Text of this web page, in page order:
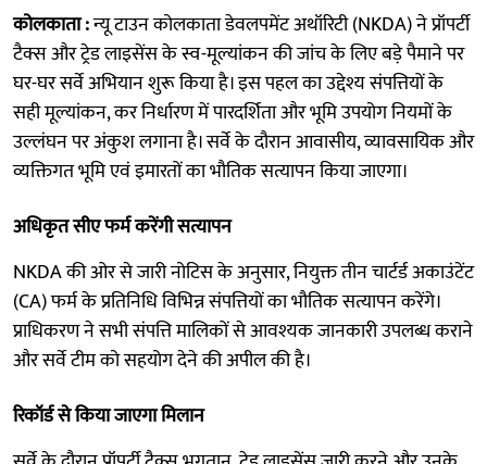
कोलकाता :न्यू टाउन कोलकाता डेवलपमेंट अथॉरिटी (NKDA) ने प्रॉपर्टी
टैक्स और ट्रेड लाइसेंस के स्व-मूल्यांकन की जांच के लिए बड़े पैमाने पर
घर-घर सर्वे अभियान शुरू किया है। इस पहल का उद्देश्य संपत्तियों के
सही मूल्यांकन, कर निर्धारण में पारदर्शिता और भूमि उपयोग नियमों के
उल्लंघन पर अंकुश लगाना है। सर्वे के दौरान आवासीय, व्यावसायिक और
व्यक्तिगत भूमि एवं इमारतों का भौतिक सत्यापन किया जाएगा।
अधिकृत सीए फर्म करेंगी सत्यापन
NKDA की ओर से जारी नोटिस के अनुसार, नियुक्त तीन चार्टर्ड अकाउंटेंट
(CA) फर्म के प्रतिनिधि विभिन्न संपत्तियों का भौतिक सत्यापन करेंगे।
प्राधिकरण ने सभी संपत्ति मालिकों से आवश्यक जानकारी उपलब्ध कराने
और सर्वे टीम को सहयोग देने की अपील की है।
रिकॉर्ड से किया जाएगा मिलान